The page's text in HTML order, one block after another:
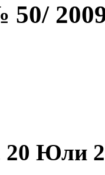
20 Юли